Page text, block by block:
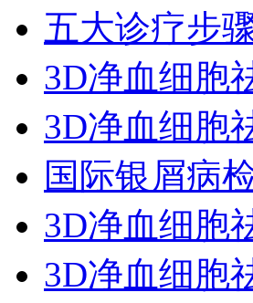
五大诊疗步
3D净血细胞
3D净血细胞
国际银屑病
3D净血细胞
3D净血细胞